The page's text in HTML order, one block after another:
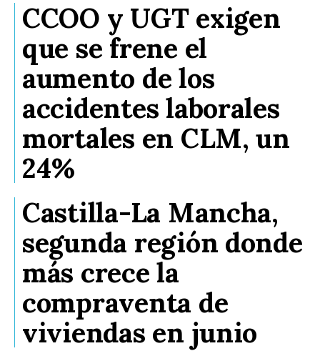
CCOO y UGT exigen
que se frene el
aumento de los
accidentes laborales
mortales en CLM, un
24%
Castilla-La Mancha,
segunda región donde
más crece la
compraventa de
viviendas en junio